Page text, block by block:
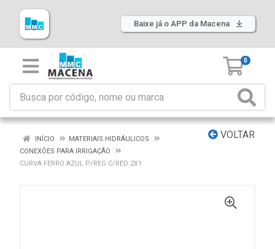
Baixe já o APP da Macena
0
VOLTAR
INÍCIO
MATERIAIS HIDRÁULICOS
CONEXÕES PARA IRRIGAÇÃO
CURVA FERRO AZUL P/REG C/RED 2X1